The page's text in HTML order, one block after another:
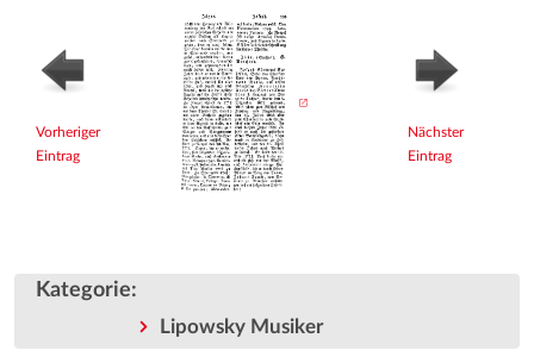
Vorheriger
Eintrag
Nächster
Eintrag
Kategorie:
Lipowsky Musiker